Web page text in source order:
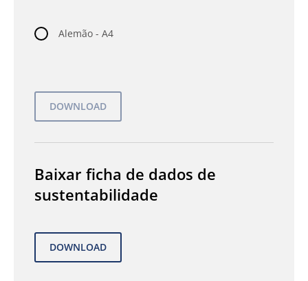
Alemão - A4
Baixar ficha de dados de
sustentabilidade